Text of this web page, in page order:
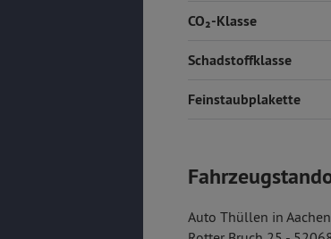
CO₂-Klasse
Schadstoffklasse
Feinstaubplakette
Auto Thüllen in Aachen